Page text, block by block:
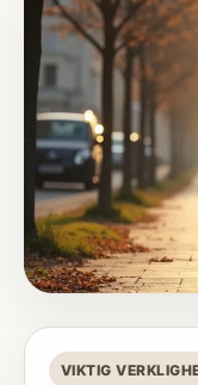
VIKTIG